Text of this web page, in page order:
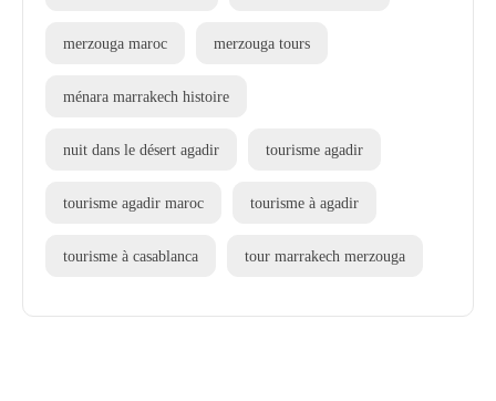
merzouga maroc merzouga tours
ménara marrakech histoire
nuit dans le désert agadir tourisme agadir
tourisme agadir maroc tourisme à agadir
tourisme à casablanca tour marrakech merzouga